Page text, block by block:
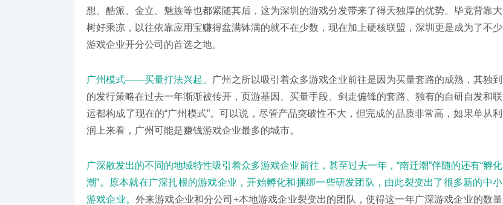
想、酷派、金立、魅族等也都紧随其后，这为深圳的游戏分发带来了得天独厚的优势。毕竟背靠大
树好乘凉，以往依靠应用宝赚得盆满钵满的就不在少数，现在加上硬核联盟，深圳更是成为了不少
游戏企业开分公司的首选之地。
广州模式——买量打法兴起。 广州之所以吸引着众多游戏企业前往是因为买量套路的成熟，其独到
的发行策略在过去一年渐渐被传开，页游基因、买量手段、剑走偏锋的套路、独有的自研自发和联
运都构成了现在的“广州模式”。可以说，尽管产品突破性不大，但完成的品质非常高，如果单从利
润上来看，广州可能是赚钱游戏企业最多的城市。
广深散发出的不同的地域特性吸引着众多游戏企业前往，甚至过去一年，“南迁潮”伴随的还有“孵化
潮”。原本就在广深扎根的游戏企业，开始孵化和捆绑一些研发团队，由此裂变出了很多新的中小
游戏企业。 外来游戏企业和分公司+本地游戏企业裂变出的团队，使得这一年广深游戏企业的数量